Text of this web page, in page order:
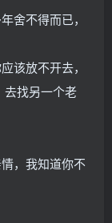
舍不得而已，
该放不开去，
去找另一个老
，我知道你不